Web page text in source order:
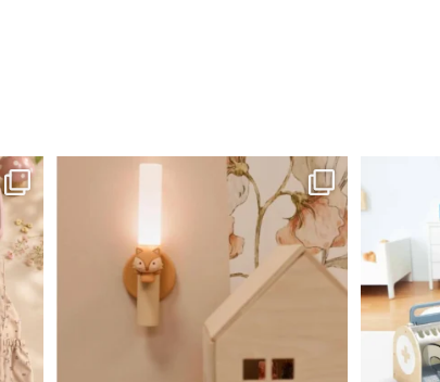
גם פריט עיצובי לחדר, גם מנורת לילה מרגיעה, וגם...
0